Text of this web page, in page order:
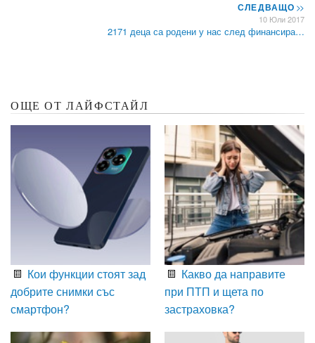
СЛЕДВАЩО>>
10 Юли 2017
2171 деца са родени у нас след финансира…
ОЩЕ ОТ ЛАЙФСТАЙЛ
Кои функции стоят зад
добрите снимки със
смартфон?
Какво да направите
при ПТП и щета по
застраховка?